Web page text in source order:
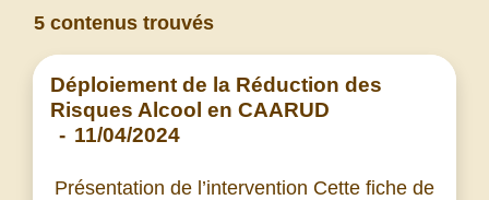
5 contenus trouvés
Déploiement de la Réduction des
Risques Alcool en CAARUD
- 11/04/2024
Présentation de l’intervention Cette fiche de